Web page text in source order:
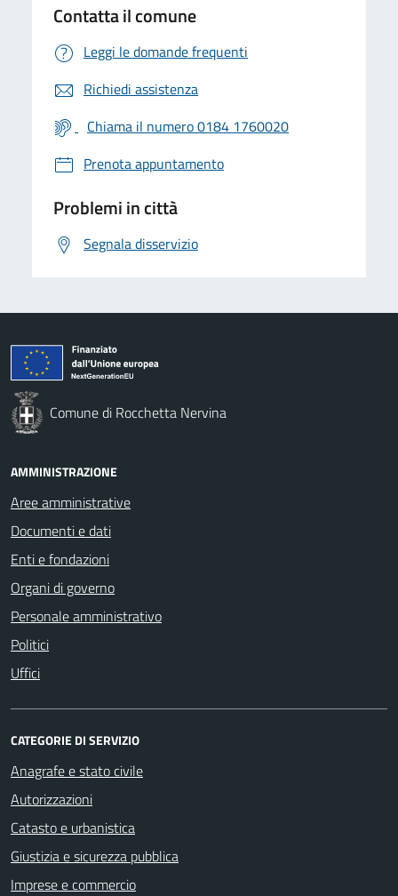
Contatta il comune
Leggi le domande frequenti
Richiedi assistenza
Chiama il numero 0184 1760020
Prenota appuntamento
Problemi in città
Segnala disservizio
Comune di Rocchetta Nervina
AMMINISTRAZIONE
Aree amministrative
Documenti e dati
Enti e fondazioni
Organi di governo
Personale amministrativo
Politici
Uffici
CATEGORIE DI SERVIZIO
Anagrafe e stato civile
Autorizzazioni
Catasto e urbanistica
Giustizia e sicurezza pubblica
Imprese e commercio